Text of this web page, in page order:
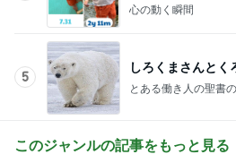
このジャンルの記事をもっと見る
Amebaトピックス 12時間前